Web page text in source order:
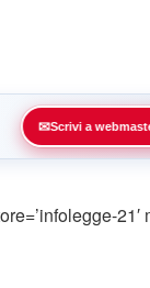
✉Scrivi a
21′